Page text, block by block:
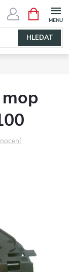
HLEDAT
NÁKUPNÍ
KOŠÍK